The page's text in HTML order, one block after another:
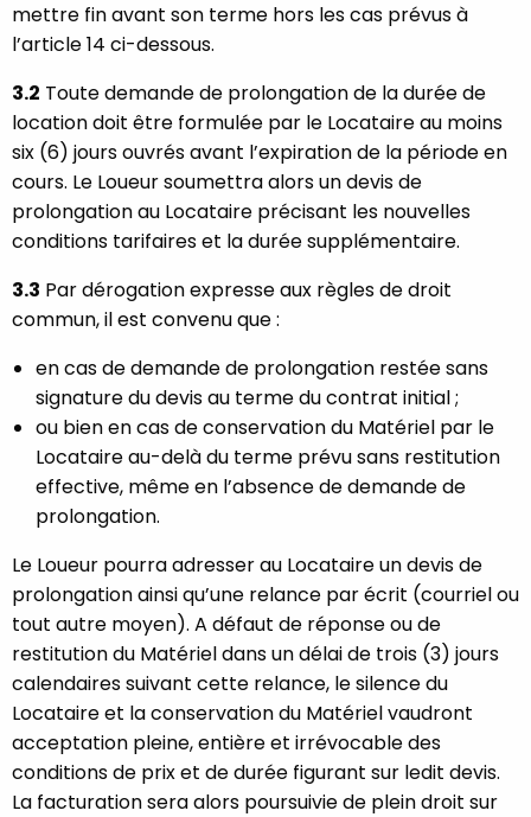
mettre fin avant son terme hors les cas prévus à
l’article 14 ci-dessous.
3.2 Toute demande de prolongation de la durée de
location doit être formulée par le Locataire au moins
six (6) jours ouvrés avant l’expiration de la période en
cours. Le Loueur soumettra alors un devis de
prolongation au Locataire précisant les nouvelles
conditions tarifaires et la durée supplémentaire.
3.3 Par dérogation expresse aux règles de droit
commun, il est convenu que :
en cas de demande de prolongation restée sans
signature du devis au terme du contrat initial ;
ou bien en cas de conservation du Matériel par le
Locataire au-delà du terme prévu sans restitution
effective, même en l’absence de demande de
prolongation.
Le Loueur pourra adresser au Locataire un devis de
prolongation ainsi qu’une relance par écrit (courriel ou
tout autre moyen). A défaut de réponse ou de
restitution du Matériel dans un délai de trois (3) jours
calendaires suivant cette relance, le silence du
Locataire et la conservation du Matériel vaudront
acceptation pleine, entière et irrévocable des
conditions de prix et de durée figurant sur ledit devis.
La facturation sera alors poursuivie de plein droit sur